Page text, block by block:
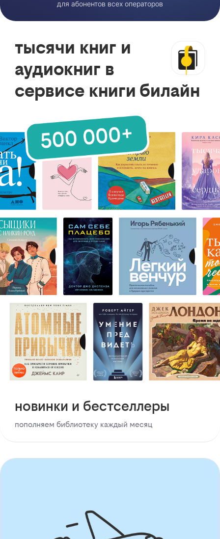
для абонентов всех операторов
тысячи книг и
аудиокниг в
сервисе книги билайн
новинки и бестселлеры
пополняем библиотеку каждый месяц